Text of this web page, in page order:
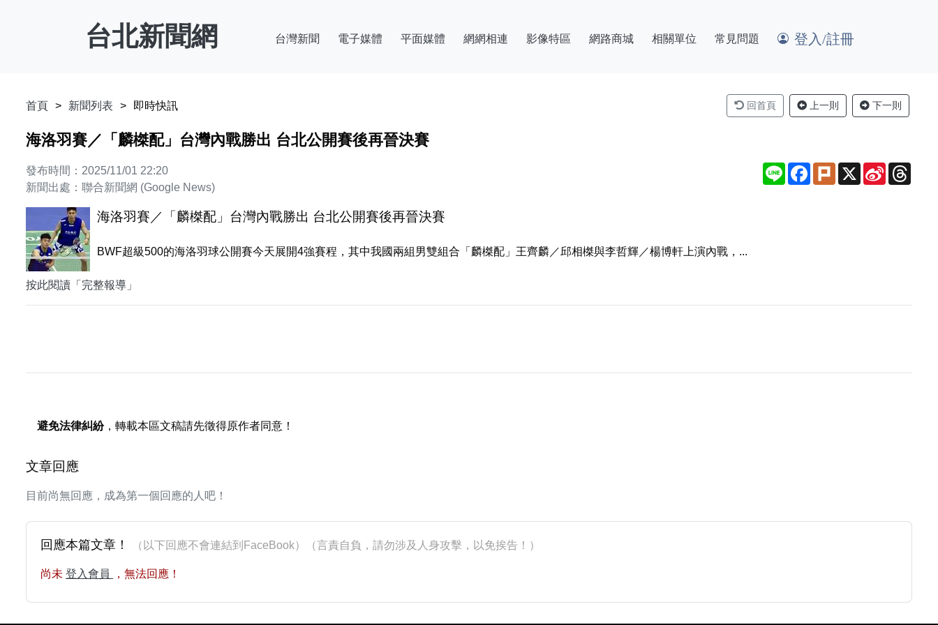
台北新聞網 台灣新聞 電子媒體 平面媒體 網網相連 影像特區 網路商城 相關單位 常見問題 登入/註冊
首頁 新聞列表 即時快訊 回首頁 上一則 下一則
海洛羽賽／「麟榤配」台灣內戰勝出 台北公開賽後再晉決賽
發布時間：2025/11/01 22:20
新聞出處：聯合新聞網 (Google News)
Line Facebook
Plurk X
Sina
Weibo
海洛羽賽／「麟榤配」台灣內戰勝出 台北公開賽後再晉決賽
BWF超級500的海洛羽球公開賽今天展開4強賽程，其中我國兩組男雙組合「麟榤配」王齊麟／邱相榤與李哲輝／楊博軒上演內戰，...
按此閱讀「完整報導」
避免法律糾紛，轉載本區文稿請先徵得原作者同意！
文章回應
目前尚無回應，成為第一個回應的人吧！
回應本篇文章！ （以下回應不會連結到FaceBook）（言責自負，請勿涉及人身攻擊，以免挨告！）
尚未 登入會員 ，無法回應！